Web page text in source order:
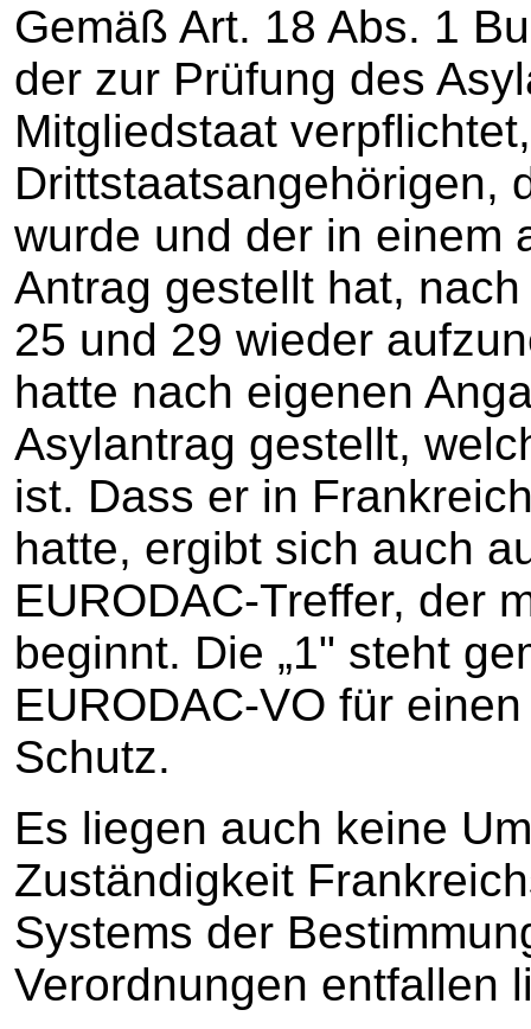
Gemäß Art. 18 Abs. 1
der zur Prüfung des
Mitgliedstaat
Drittstaatsangehörigen,
wurde und der in einem
Antrag gestellt hat,
25 und 29 wieder
hatte nach eigenen
Asylantrag gestellt,
ist. Dass er in
hatte, ergibt sich auch
EURODAC-Treffer, der
beginnt. Die „1" steht
EURODAC-VO für
Schutz.
Es liegen auch keine
Zuständigkeit
Systems der
Verordnungen entfallen